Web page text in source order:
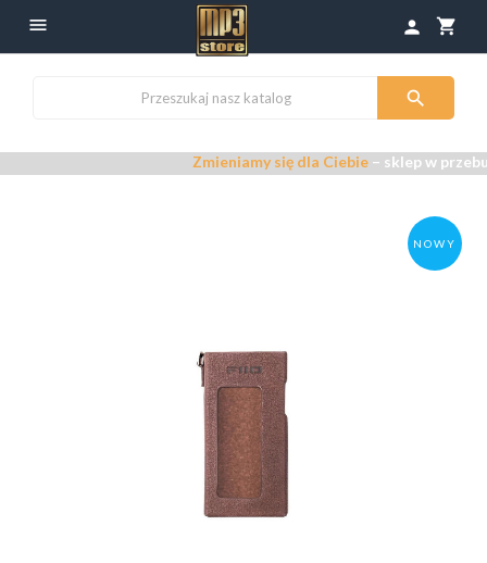
 shopping_cart
person

Zmieniamy się dla Ciebie– sklep w
NOWY